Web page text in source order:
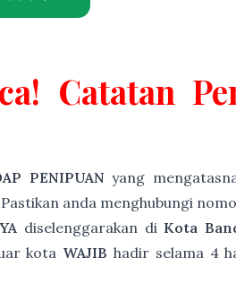
Catatan
PENIPUANyang
anda menghubungi
diselenggarakan di Kota
kota WAJIB hadir selama 4